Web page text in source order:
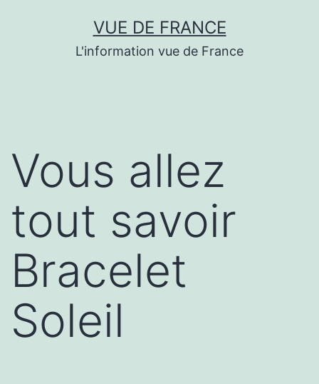
VUE DE FRANCE
L'information vue de France
Vous allez
tout savoir
Bracelet
Soleil